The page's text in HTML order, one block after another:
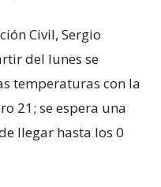
Civil, Sergio
del lunes se
temperaturas con la
21; se espera una
llegar hasta los 0